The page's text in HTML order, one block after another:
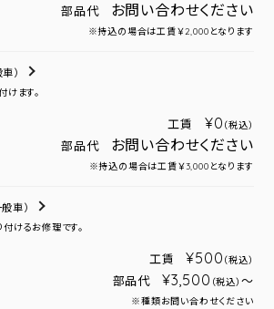
部品代 お問い合わせください
※持込の場合は工賃￥2,000となります
）
けます。
工賃 ¥0 （税込）
部品代 お問い合わせください
※持込の場合は工賃￥3,000となります
般車）
けるお修理です。
工賃 ¥500 （税込）
部品代 ¥3,500 （税込） ～
※種類お問い合わせください